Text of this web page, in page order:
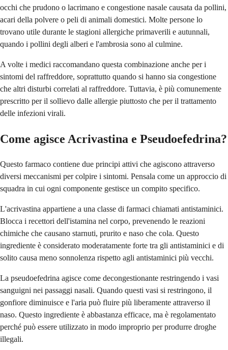
occhi che prudono o lacrimano e congestione nasale causata da pollini,
acari della polvere o peli di animali domestici. Molte persone lo
trovano utile durante le stagioni allergiche primaverili e autunnali,
quando i pollini degli alberi e l'ambrosia sono al culmine.
A volte i medici raccomandano questa combinazione anche per i
sintomi del raffreddore, soprattutto quando si hanno sia congestione
che altri disturbi correlati al raffreddore. Tuttavia, è più comunemente
prescritto per il sollievo dalle allergie piuttosto che per il trattamento
delle infezioni virali.
Come agisce Acrivastina e Pseudoefedrina?
Questo farmaco contiene due principi attivi che agiscono attraverso
diversi meccanismi per colpire i sintomi. Pensala come un approccio di
squadra in cui ogni componente gestisce un compito specifico.
L'acrivastina appartiene a una classe di farmaci chiamati antistaminici.
Blocca i recettori dell'istamina nel corpo, prevenendo le reazioni
chimiche che causano starnuti, prurito e naso che cola. Questo
ingrediente è considerato moderatamente forte tra gli antistaminici e di
solito causa meno sonnolenza rispetto agli antistaminici più vecchi.
La pseudoefedrina agisce come decongestionante restringendo i vasi
sanguigni nei passaggi nasali. Quando questi vasi si restringono, il
gonfiore diminuisce e l'aria può fluire più liberamente attraverso il
naso. Questo ingrediente è abbastanza efficace, ma è regolamentato
perché può essere utilizzato in modo improprio per produrre droghe
illegali.